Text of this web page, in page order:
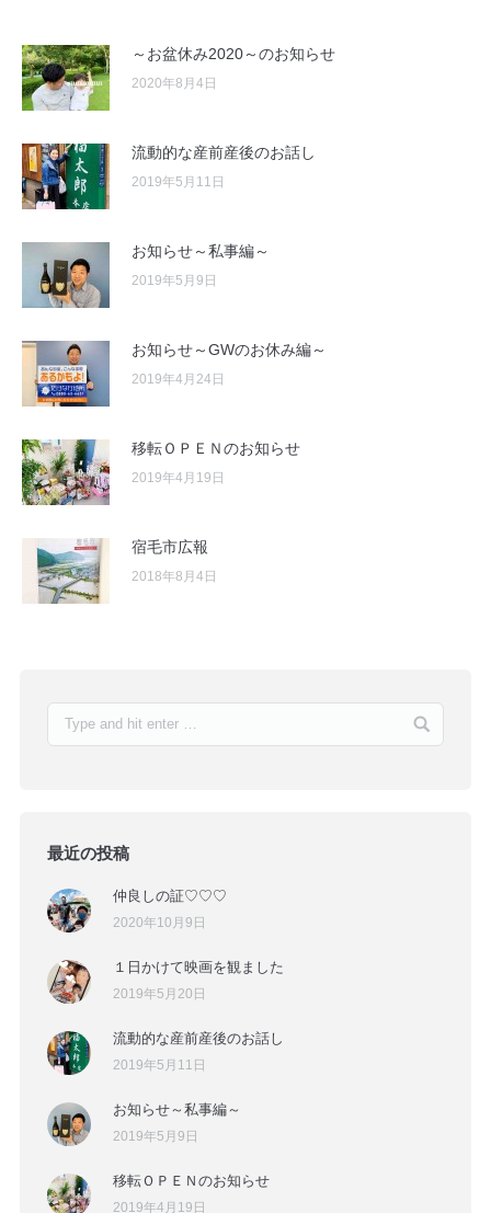
～お盆休み2020～のお知らせ
2020年8月4日
流動的な産前産後のお話し
2019年5月11日
お知らせ～私事編～
2019年5月9日
お知らせ～GWのお休み編～
2019年4月24日
移転ＯＰＥＮのお知らせ
2019年4月19日
宿毛市広報
2018年8月4日
最近の投稿
仲良しの証♡♡♡
2020年10月9日
１日かけて映画を観ました
2019年5月20日
流動的な産前産後のお話し
2019年5月11日
お知らせ～私事編～
2019年5月9日
移転ＯＰＥＮのお知らせ
2019年4月19日